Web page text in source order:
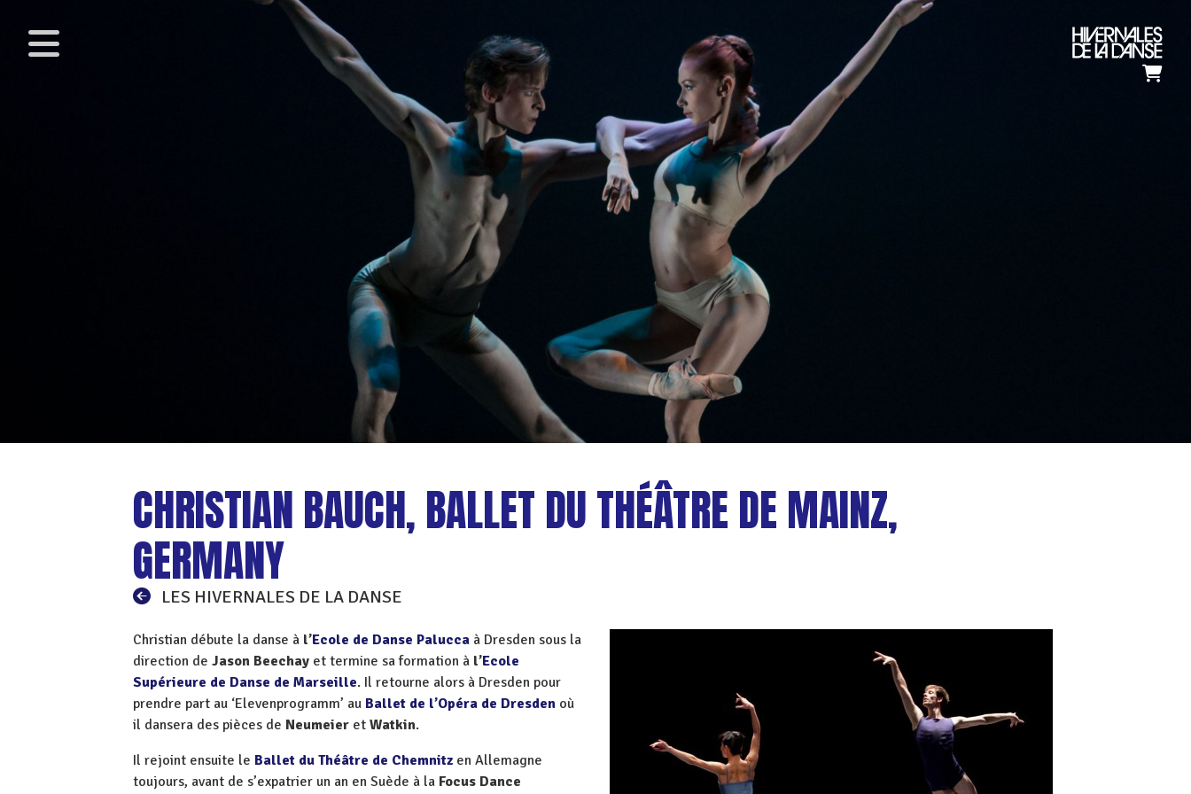
CHRISTIAN BAUCH, BALLET DU THÉÂTRE DE MAINZ,
GERMANY
LES HIVERNALES DE LA DANSE
Christian débute la danse à l’Ecole de Danse Palucca à Dresden sous la
direction de Jason Beechay et termine sa formation à l’Ecole
Supérieure de Danse de Marseille. Il retourne alors à Dresden pour
prendre part au ‘Elevenprogramm’ au Ballet de l’Opéra de Dresden où
il dansera des pièces de Neumeier et Watkin.
Il rejoint ensuite le Ballet du Théâtre de Chemnitz en Allemagne
toujours, avant de s’expatrier un an en Suède à la Focus Dance